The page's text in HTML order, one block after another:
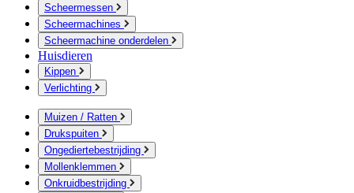
Scheermessen
Scheermachines
Scheermachine onderdelen
Huisdieren
Kippen
Verlichting
Muizen / Ratten
Drukspuiten
Ongediertebestrijding
Mollenklemmen
Onkruidbestrijding